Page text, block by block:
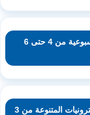
عروض مكة هايبر ماركت الاسبوعية من 4 حتى 6
عروض الميرة ماركت على الالكترونيات المتنوعة من 3